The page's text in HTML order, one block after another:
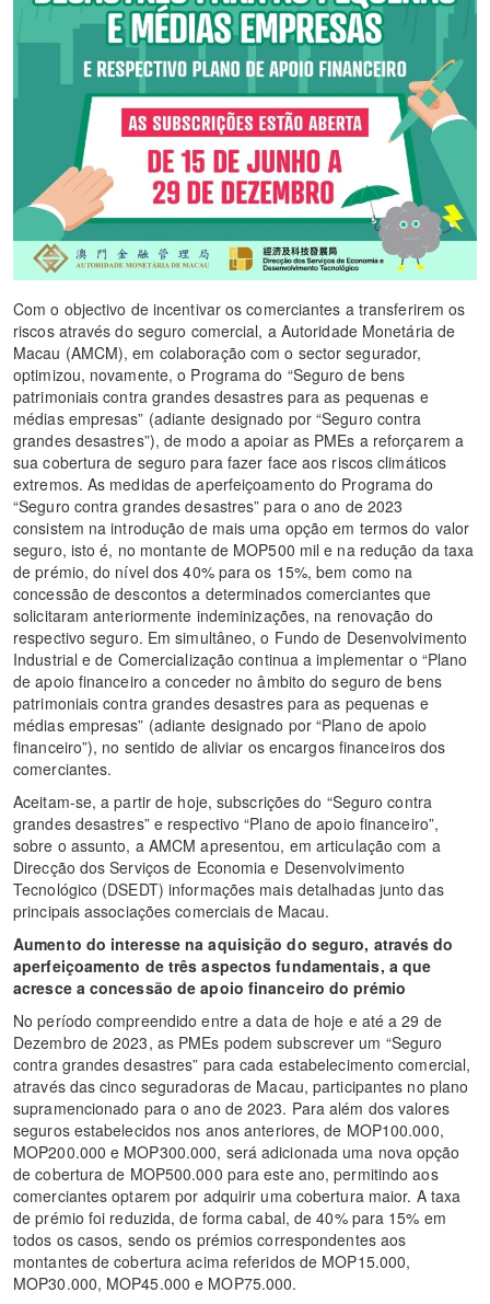
Com o objectivo de incentivar os comerciantes a transferirem os
riscos através do seguro comercial, a Autoridade Monetária de
Macau (AMCM), em colaboração com o sector segurador,
optimizou, novamente, o Programa do “Seguro de bens
patrimoniais contra grandes desastres para as pequenas e
médias empresas” (adiante designado por “Seguro contra
grandes desastres”), de modo a apoiar as PMEs a reforçarem a
sua cobertura de seguro para fazer face aos riscos climáticos
extremos. As medidas de aperfeiçoamento do Programa do
“Seguro contra grandes desastres” para o ano de 2023
consistem na introdução de mais uma opção em termos do valor
seguro, isto é, no montante de MOP500 mil e na redução da taxa
de prémio, do nível dos 40% para os 15%, bem como na
concessão de descontos a determinados comerciantes que
solicitaram anteriormente indeminizações, na renovação do
respectivo seguro. Em simultâneo, o Fundo de Desenvolvimento
Industrial e de Comercialização continua a implementar o “Plano
de apoio financeiro a conceder no âmbito do seguro de bens
patrimoniais contra grandes desastres para as pequenas e
médias empresas” (adiante designado por “Plano de apoio
financeiro”), no sentido de aliviar os encargos financeiros dos
comerciantes.
Aceitam-se, a partir de hoje, subscrições do “Seguro contra
grandes desastres” e respectivo “Plano de apoio financeiro”,
sobre o assunto, a AMCM apresentou, em articulação com a
Direcção dos Serviços de Economia e Desenvolvimento
Tecnológico (DSEDT) informações mais detalhadas junto das
principais associações comerciais de Macau.
Aumento do interesse na aquisição do seguro, através do
aperfeiçoamento de três aspectos fundamentais, a que
acresce a concessão de apoio financeiro do prémio
No período compreendido entre a data de hoje e até a 29 de
Dezembro de 2023, as PMEs podem subscrever um “Seguro
contra grandes desastres” para cada estabelecimento comercial,
através das cinco seguradoras de Macau, participantes no plano
supramencionado para o ano de 2023. Para além dos valores
seguros estabelecidos nos anos anteriores, de MOP100.000,
MOP200.000 e MOP300.000, será adicionada uma nova opção
de cobertura de MOP500.000 para este ano, permitindo aos
comerciantes optarem por adquirir uma cobertura maior. A taxa
de prémio foi reduzida, de forma cabal, de 40% para 15% em
todos os casos, sendo os prémios correspondentes aos
montantes de cobertura acima referidos de MOP15.000,
MOP30.000, MOP45.000 e MOP75.000.